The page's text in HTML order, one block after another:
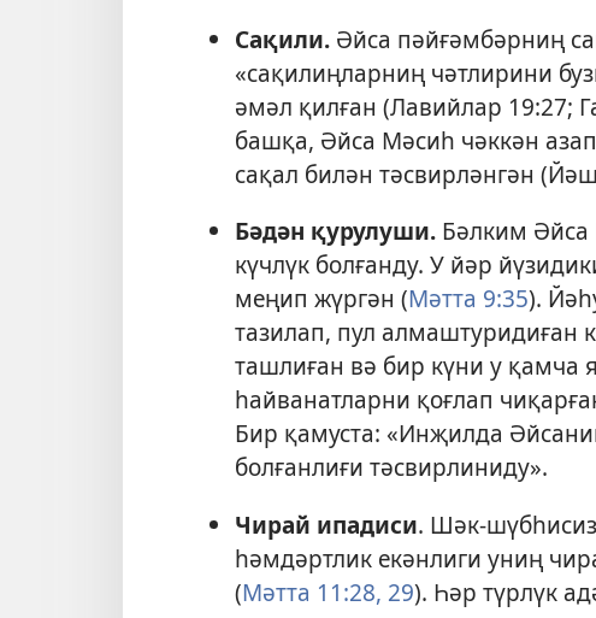
Сақили.Әйса пәйғәмбәрниң
«сақилиңларниң чәтлирини
әмәл қилған (Лавийлар 19:27;
башқа, Әйса Мәсиһ чәккән
сақал билән тәсвирләнгән (
Бәдән қурулуши.Бәлким Әйса
күчлүк болғанду. У йәр
меңип жүргән (Мәтта 9:35).
тазилап, пул алмаштуридиған
ташлиған вә бир күни у қамча
һайванатларни қоғлап
Бир қамуста: «Инҗилда
болғанлиғи тәсвирлиниду».
Чирай ипадиси. Шәк-
һәмдәртлик екәнлиги униң
(Мәтта 11:28, 29). Һәр түрлүк